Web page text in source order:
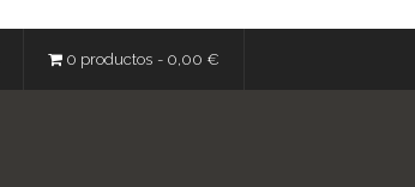
0 productos 0,00 €